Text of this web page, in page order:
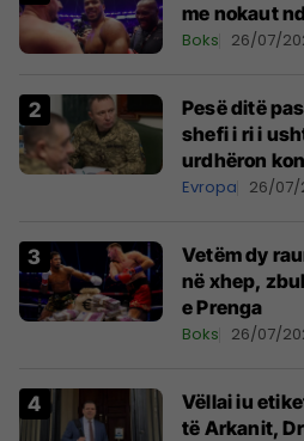
me nokaut
Boks 26/07/
Pesë ditë
shefi i ri i
urdhëron
Evropa 26/07/
Vetëm dy
në xhep,
e Prenga
Boks 26/07/
Vëllai iu
të Arkanit,